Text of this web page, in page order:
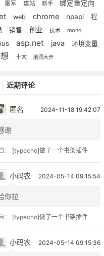
雷军 建站 新手 绑定重定向
web chrome npapi
程
销售 创业 技术 mono
asp.net java 环境变量
十大 脑洞大开
近期评论
匿名 2024-11-18 19:42:07
谢
： [typecho]做了一个书架插件
小码农 2024-05-14 09:15:54
你拉
： [typecho]做了一个书架插件
小码农 2024-05-14 09:15:36